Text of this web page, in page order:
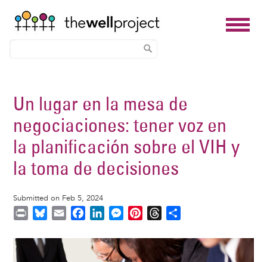
main
content
Un lugar en la mesa de
negociaciones: tener voz en
la planificación sobre el VIH y
la toma de decisiones
Submitted on Feb 5, 2024
i
u
a
i
c
n
k
M
s
s
n
r
e
a
r
Image